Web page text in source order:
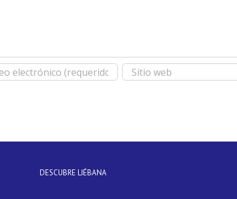
DESCUBRE LIÉBANA